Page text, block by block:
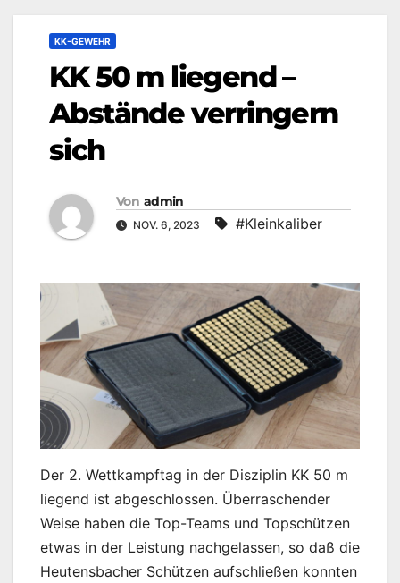
KK-GEWEHR
KK 50 m liegend –
Abstände verringern
sich
Von admin
NOV. 6, 2023 #Kleinkaliber
Der 2. Wettkampftag in der Disziplin KK 50 m
liegend ist abgeschlossen. Überraschender
Weise haben die Top-Teams und Topschützen
etwas in der Leistung nachgelassen, so daß die
Heutensbacher Schützen aufschließen konnten